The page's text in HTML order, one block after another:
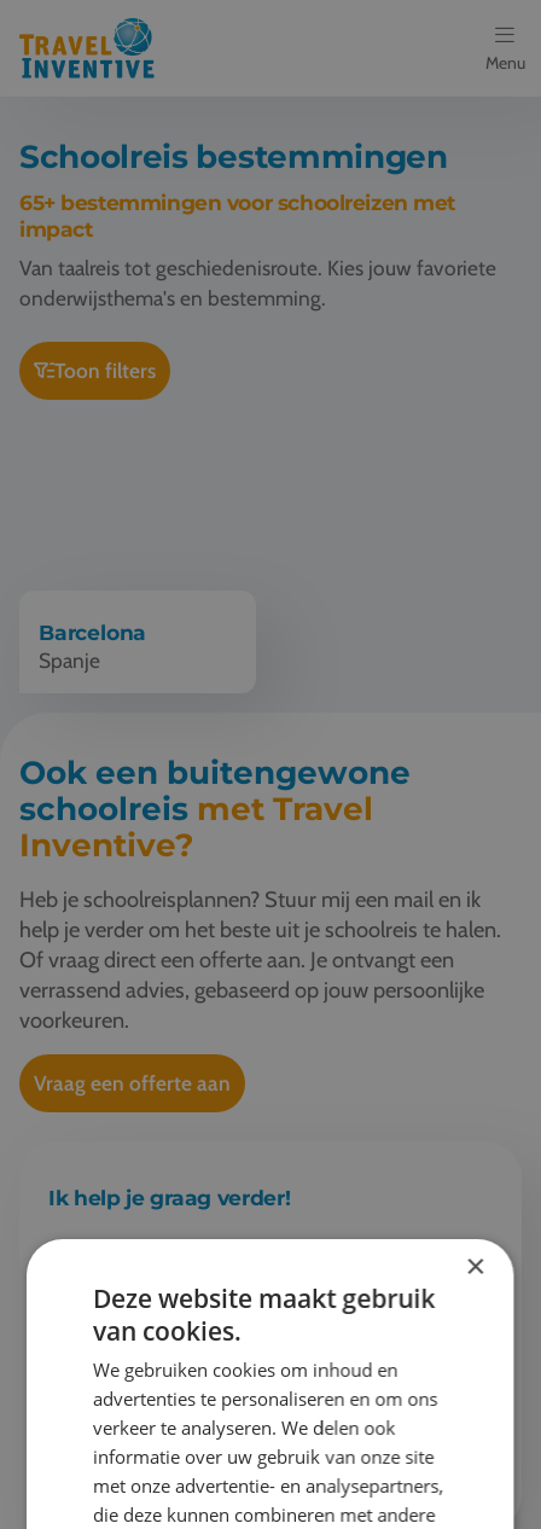
Menu
Bestemmingen
Schoolreis thema's
Voor docenten
Over ons
Een offerte aanvragen
076 522 30 57
Schoolreis bestemmingen
65+ bestemmingen voor schoolreizen met
impact
Van taalreis tot geschiedenisroute. Kies jouw favoriete
onderwijsthema's en bestemming.
Toon filters
Barcelona
Spanje
Ook een buitengewone
schoolreis met Travel
Inventive?
Heb je schoolreisplannen? Stuur mij een mail en ik
help je verder om het beste uit je schoolreis te halen.
Of vraag direct een offerte aan. Je ontvangt een
verrassend advies, gebaseerd op jouw persoonlijke
voorkeuren.
Vraag een offerte aan
Ik help je graag verder!
Projectleider schoolreizen & Finance
Gaan we samen aan de slag?
Bel mij op076 522 30 57
Of stuur mijeen e-mail
×
Deze website maakt gebruik
van cookies.
We gebruiken cookies om inhoud en
advertenties te personaliseren en om ons
verkeer te analyseren. We delen ook
informatie over uw gebruik van onze site
met onze advertentie- en analysepartners,
die deze kunnen combineren met andere